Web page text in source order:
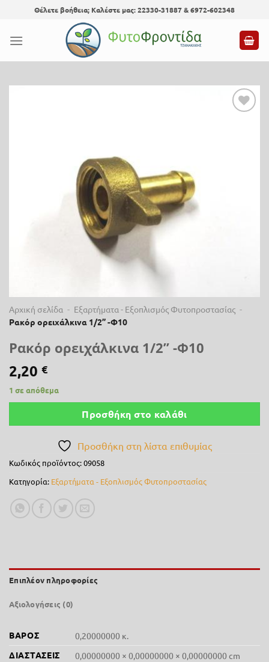
content
Θέλετε βοήθεια; Καλέστε μας: 22330-31887 & 6972-602348
Αρχική σελίδα - Εξαρτήματα - Εξοπλισμός Φυτοπροστασίας -
Ρακόρ ορειχάλκινα 1/2” -Φ10
Ρακόρ ορειχάλκινα 1/2” -Φ10
2,20 €
1 σε απόθεμα
Προσθήκη στο καλάθι
Προσθήκη στη λίστα επιθυμίας
Κωδικός προϊόντος:09058
Κατηγορία: Εξαρτήματα - Εξοπλισμός Φυτοπροστασίας
Επιπλέον πληροφορίες
Αξιολογήσεις (0)
ΒΆΡΟΣ
0,20000000 κ.
ΔΙΑΣΤΆΣΕΙΣ
0,00000000 × 0,00000000 × 0,00000000 cm